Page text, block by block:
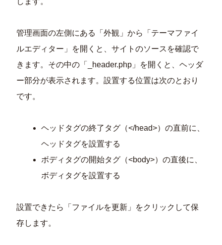
管理画面の左側にある「外観」から「テーマファイ
ルエディター」を開くと、サイトのソースを確認で
きます。その中の「_header.php」を開くと、ヘッダ
ー部分が表示されます。設置する位置は次のとおり
です。
ヘッドタグの終了タグ（</head>）の直前に、
ヘッドタグを設置する
ボディタグの開始タグ（<body>）の直後に、
ボディタグを設置する
設置できたら「ファイルを更新」をクリックして保
存します。